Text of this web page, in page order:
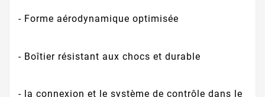
- Forme aérodynamique optimisée
- Boîtier résistant aux chocs et durable
- la connexion et le système de contrôle dans le